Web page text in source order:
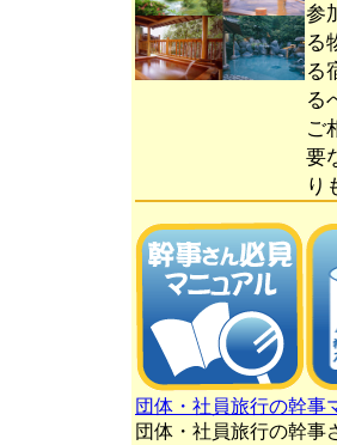
参
る
る
る
ご
要
り
団体・社員旅行の幹事
団体・社員旅行の幹事